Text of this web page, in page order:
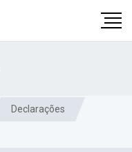
Declarações